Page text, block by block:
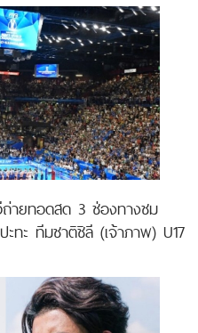
ายทอดสด 3 ช่องทางชม
ทะ ทีมชาติชิลี (เจ้าภาพ) U17